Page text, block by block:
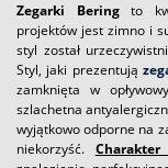
Zegarki Beringto
projektów jest zimno i
styl został
Styl, jaki prezentują
zamknięta w
szlachetna
wyjątkowo odporne na
niekorzyść.